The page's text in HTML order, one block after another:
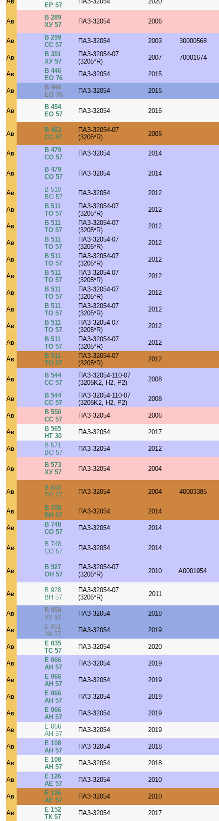
ЕР 57
Ав
В 289
ХУ 57
ПАЗ-32054 2006
Ав
В 299
СС 57
ПАЗ-32054 2003 30000568
Ав
В 351
ХУ 57
ПАЗ-32054-07
(3205*R)
2007 70001674
Ав
В 446
ЕО 76
ПАЗ-32054 2015
Ав
В 446
ЕО 76
ПАЗ-32054 2015
Ав
В 454
ЕО 57
ПАЗ-32054 2016
Ав
В 463
СС 57
ПАЗ-32054-07
(3205*R)
2005
Ав
В 479
СО 57
ПАЗ-32054 2014
Ав
В 479
СО 57
ПАЗ-32054 2014
Ав
В 510
ВО 57
ПАЗ-32054 2012
Ав
В 511
ТО 57
ПАЗ-32054-07
(3205*R)
2012
Ав
В 511
ТО 57
ПАЗ-32054-07
(3205*R)
2012
Ав
В 511
ТО 57
ПАЗ-32054-07
(3205*R)
2012
Ав
В 511
ТО 57
ПАЗ-32054-07
(3205*R)
2012
Ав
В 511
ТО 57
ПАЗ-32054-07
(3205*R)
2012
Ав
В 511
ТО 57
ПАЗ-32054-07
(3205*R)
2012
Ав
В 511
ТО 57
ПАЗ-32054-07
(3205*R)
2012
Ав
В 511
ТО 57
ПАЗ-32054-07
(3205*R)
2012
Ав
В 511
ТО 57
ПАЗ-32054-07
(3205*R)
2012
Ав
В 511
ТО 57
ПАЗ-32054-07
(3205*R)
2012
Ав
В 544
СС 57
ПАЗ-32054-110-07
(3205K2, H2, P2)
2008
Ав
В 544
СС 57
ПАЗ-32054-110-07
(3205K2, H2, P2)
2008
Ав
В 550
СС 57
ПАЗ-32054 2006
Ав
В 565
НТ 30
ПАЗ-32054 2017
Ав
В 571
ВО 57
ПАЗ-32054 2012
Ав
В 573
ХУ 57
ПАЗ-32054 2004
Ав
В 680
РР 57
ПАЗ-32054 2004 40003385
Ав
В 708
ВН 57
ПАЗ-32054 2014
Ав
В 748
СО 57
ПАЗ-32054 2014
Ав
В 748
СО 57
ПАЗ-32054 2014
Ав
В 927
ОН 57
ПАЗ-32054-07
(3205*R)
2010 A0001954
Ав
В 928
ВН 57
ПАЗ-32054-07
(3205*R)
2011
Ав
В 958
УУ 57
ПАЗ-32054 2018
Ав
Е 001
УА 57
ПАЗ-32054 2019
Ав
Е 035
ТС 57
ПАЗ-32054 2020
Ав
Е 066
АН 57
ПАЗ-32054 2019
Ав
Е 066
АН 57
ПАЗ-32054 2019
Ав
Е 066
АН 57
ПАЗ-32054 2019
Ав
Е 066
АН 57
ПАЗ-32054 2019
Ав
Е 066
АН 57
ПАЗ-32054 2019
Ав
Е 108
АН 57
ПАЗ-32054 2018
Ав
Е 108
АН 57
ПАЗ-32054 2018
Ав
Е 126
АЕ 57
ПАЗ-32054 2010
Ав
Е 126
АЕ 57
ПАЗ-32054 2010
Ав
Е 152
ТК 57
ПАЗ-32054 2017